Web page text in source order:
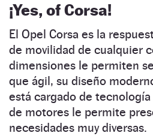
¡Yes, of Corsa!
El Opel Corsa es la
de movilidad de cualquier
dimensiones le permiten
que ágil, su diseño
está cargado de tecnología
de motores le permite
necesidades muy diversas.